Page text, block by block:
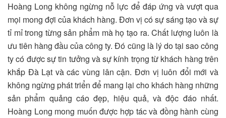
Hoàng Long không ngừng nỗ lực để đáp ứng và vượt qua
mọi mong đợi của khách hàng. Đơn vị có sự sáng tạo và sự
tỉ mỉ trong từng sản phẩm mà họ tạo ra. Chất lượng luôn là
ưu tiên hàng đầu của công ty. Đó cũng là lý do tại sao công
ty có được sự tin tưởng và sự kính trọng từ khách hàng trên
khắp Đà Lạt và các vùng lân cận. Đơn vị luôn đổi mới và
không ngừng phát triển để mang lại cho khách hàng những
sản phẩm quảng cáo đẹp, hiệu quả, và độc đáo nhất.
Hoàng Long mong muốn được hợp tác và đồng hành cùng